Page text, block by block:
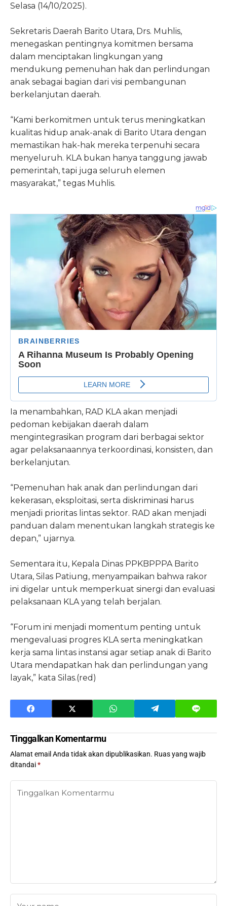
Selasa (14/10/2025).
Sekretaris Daerah Barito Utara, Drs. Muhlis,
menegaskan pentingnya komitmen bersama
dalam menciptakan lingkungan yang
mendukung pemenuhan hak dan perlindungan
anak sebagai bagian dari visi pembangunan
berkelanjutan daerah.
“Kami berkomitmen untuk terus meningkatkan
kualitas hidup anak-anak di Barito Utara dengan
memastikan hak-hak mereka terpenuhi secara
menyeluruh. KLA bukan hanya tanggung jawab
pemerintah, tapi juga seluruh elemen
masyarakat,” tegas Muhlis.
Ia menambahkan, RAD KLA akan menjadi
pedoman kebijakan daerah dalam
mengintegrasikan program dari berbagai sektor
agar pelaksanaannya terkoordinasi, konsisten, dan
berkelanjutan.
“Pemenuhan hak anak dan perlindungan dari
kekerasan, eksploitasi, serta diskriminasi harus
menjadi prioritas lintas sektor. RAD akan menjadi
panduan dalam menentukan langkah strategis ke
depan,” ujarnya.
Sementara itu, Kepala Dinas PPKBPPPA Barito
Utara, Silas Patiung, menyampaikan bahwa rakor
ini digelar untuk memperkuat sinergi dan evaluasi
pelaksanaan KLA yang telah berjalan.
“Forum ini menjadi momentum penting untuk
mengevaluasi progres KLA serta meningkatkan
kerja sama lintas instansi agar setiap anak di Barito
Utara mendapatkan hak dan perlindungan yang
layak,” kata Silas.(red)
Tinggalkan Komentarmu
Alamat email Anda tidak akan dipublikasikan. Ruas yang wajib
ditandai*